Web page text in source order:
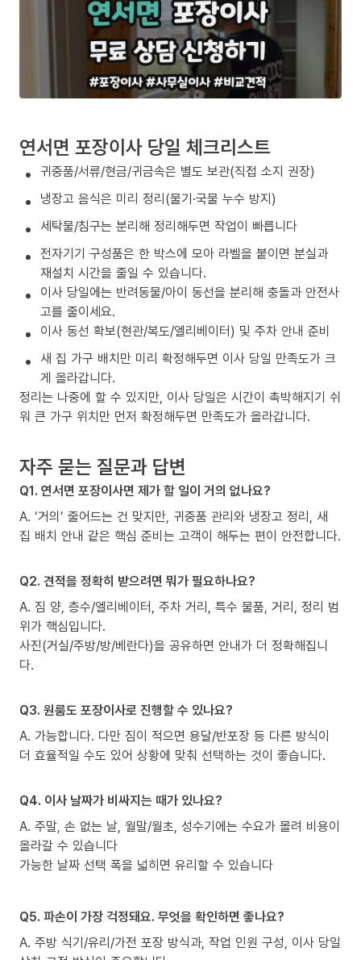
연서면 포장이사 당일 체크리스트
귀중품/서류/현금/귀금속은 별도 보관(직접 소지 권장)
냉장고 음식은 미리 정리(물기·국물 누수 방지)
세탁물/침구는 분리해 정리해두면 작업이 빠릅니다
전자기기 구성품은 한 박스에 모아 라벨을 붙이면 분실과
재설치 시간을 줄일 수 있습니다.
이사 당일에는 반려동물/아이 동선을 분리해 충돌과 안전사
고를 줄이세요.
이사 동선 확보(현관/복도/엘리베이터) 및 주차 안내 준비
새 집 가구 배치만 미리 확정해두면 이사 당일 만족도가 크
게 올라갑니다.
정리는 나중에 할 수 있지만, 이사 당일은 시간이 촉박해지기 쉬
워 큰 가구 위치만 먼저 확정해두면 만족도가 올라갑니다.
자주 묻는 질문과 답변
Q1. 연서면 포장이사면 제가 할 일이 거의 없나요?
A. ‘거의’ 줄어드는 건 맞지만, 귀중품 관리와 냉장고 정리, 새
집 배치 안내 같은 핵심 준비는 고객이 해두는 편이 안전합니다.
Q2. 견적을 정확히 받으려면 뭐가 필요하나요?
A. 짐 양, 층수/엘리베이터, 주차 거리, 특수 물품, 거리, 정리 범
위가 핵심입니다.
사진(거실/주방/방/베란다)을 공유하면 안내가 더 정확해집니
다.
Q3. 원룸도 포장이사로 진행할 수 있나요?
A. 가능합니다. 다만 짐이 적으면 용달/반포장 등 다른 방식이
더 효율적일 수도 있어 상황에 맞춰 선택하는 것이 좋습니다.
Q4. 이사 날짜가 비싸지는 때가 있나요?
A. 주말, 손 없는 날, 월말/월초, 성수기에는 수요가 몰려 비용이
올라갈 수 있습니다
가능한 날짜 선택 폭을 넓히면 유리할 수 있습니다
Q5. 파손이 가장 걱정돼요. 무엇을 확인하면 좋나요?
A. 주방 식기/유리/가전 포장 방식과, 작업 인원 구성, 이사 당일